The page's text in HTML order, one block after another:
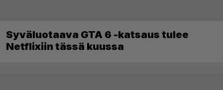
Syväluotaava GTA 6 -katsaus tulee
Netflixiin tässä kuussa